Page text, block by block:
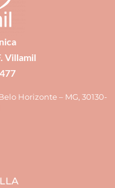
Villamil
Horizonte – MG, 30130-